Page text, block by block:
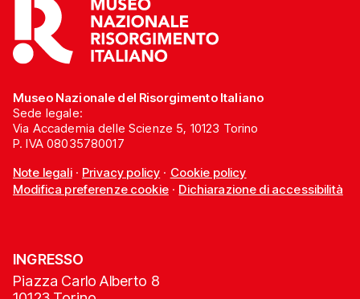
Museo Nazionale del Risorgimento Italiano
Sede legale:
Via Accademia delle Scienze 5, 10123 Torino
P. IVA 08035780017
Note legali· Privacy policy · Cookie policy
Modifica preferenze cookie· Dichiarazione di accessibilità
INGRESSO
Piazza Carlo Alberto 8